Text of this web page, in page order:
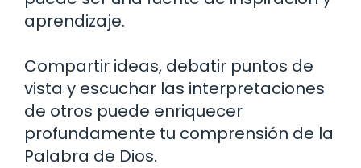
aprendizaje.
Compartir ideas, debatir puntos de
vista y escuchar las interpretaciones
de otros puede enriquecer
profundamente tu comprensión de la
Palabra de Dios.